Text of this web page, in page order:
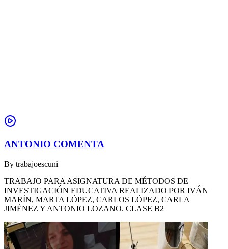
ANTONIO COMENTA
By trabajoescuni
TRABAJO PARA ASIGNATURA DE MÉTODOS DE
INVESTIGACIÓN EDUCATIVA REALIZADO POR IVÁN
MARÍN, MARTA LÓPEZ, CARLOS LÓPEZ, CARLA
JIMÉNEZ Y ANTONIO LOZANO. CLASE B2